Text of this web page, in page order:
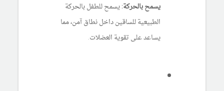
يسمح بالحركة:يسمح للطفل بالحركة
الطبيعية للساقين داخل نطاق آمن، مما
يساعد على تقوية العضلات.